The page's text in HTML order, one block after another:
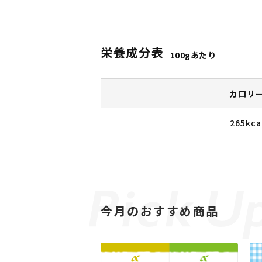
栄養成分表 100gあたり
カロリ
今月のおすすめ商品